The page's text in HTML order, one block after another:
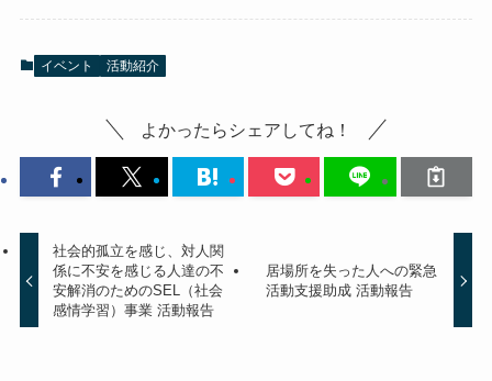
e
b
k
er
n
イベント 活動紹介
よかったらシェアしてね！
社会的孤立を感じ、対人関
係に不安を感じる人達の不
安解消のためのSEL（社会
感情学習）事業 活動報告
居場所を失った人への緊急
活動支援助成 活動報告